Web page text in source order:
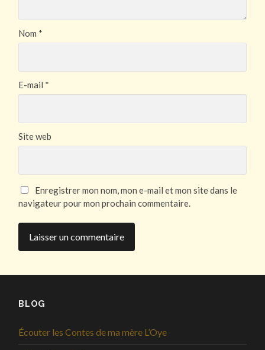
Nom *
E-mail *
Site web
Enregistrer mon nom, mon e-mail et mon site dans le
navigateur pour mon prochain commentaire.
BLOG
Écouter les Contes de ma mère L’Oye